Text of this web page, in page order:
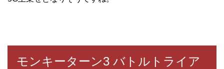
モンキーターン3 バトルトライア